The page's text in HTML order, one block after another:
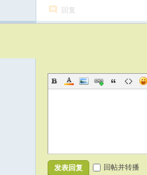
回复
发表回复 回帖并转播